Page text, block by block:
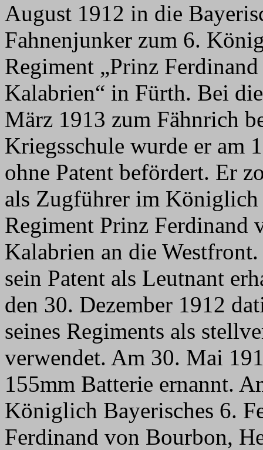
August 1912 in die
Fahnenjunker zum 6.
Regiment „Prinz
Kalabrien“ in Fürth. Bei
März 1913 zum Fähnrich
Kriegsschule wurde er am
ohne Patent befördert. Er
als Zugführer im
Regiment Prinz Ferdinand
Kalabrien an die
sein Patent als Leutnant
den 30. Dezember 1912
seines Regiments als
verwendet. Am 30. Mai
155mm Batterie ernannt.
Königlich Bayerisches 6.
Ferdinand von Bourbon,